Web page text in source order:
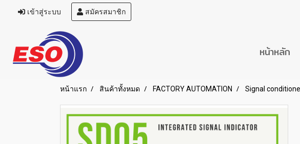
เข้าสู่ระบบ สมัครสมาชิก
หน้าหลัก
หน้าแรก สินค้าทั้งหมด FACTORY AUTOMATION Signal